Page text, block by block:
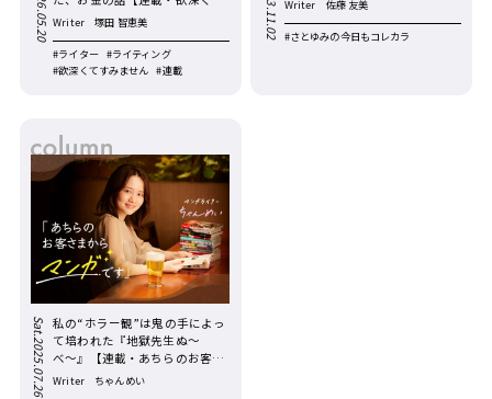
すみません。／第40回】
Writer塚田 智恵美
#ライター #ライティング
#欲深くてすみません #連載
Writer 佐藤 友美
#さとゆみの今日もコレカラ
Sat.2025.07.26
私の“ホラー観”は鬼の手によっ
て培われた『地獄先生ぬ〜
べ〜』【連載・あちらのお客さ
まからマンガです／第27回】
Writer ちゃんめい